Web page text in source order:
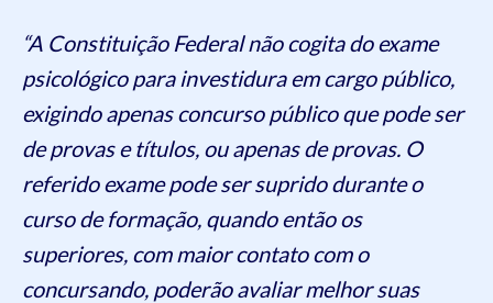
“A Constituição Federal não cogita do exame
psicológico para investidura em cargo público,
exigindo apenas concurso público que pode ser
de provas e títulos, ou apenas de provas. O
referido exame pode ser suprido durante o
curso de formação, quando então os
superiores, com maior contato com o
concursando, poderão avaliar melhor suas